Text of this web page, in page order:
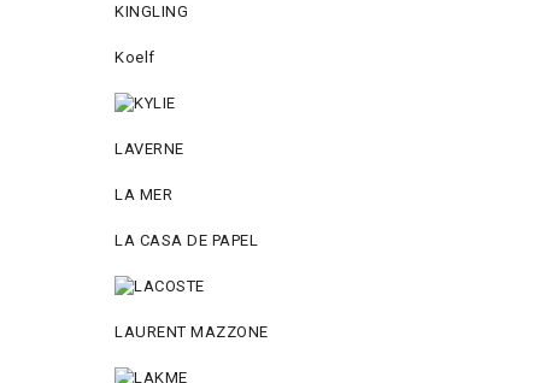
KINGLING
Koelf
LAVERNE
LA MER
LA CASA DE PAPEL
LAURENT MAZZONE